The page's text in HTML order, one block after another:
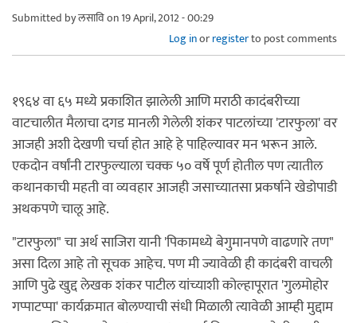
Submitted byलसाविon 19 April, 2012 - 00:29
Log inorregisterto post comments
१९६४ वा ६५ मध्ये प्रकाशित झालेली आणि मराठी कादंबरीच्या
वाटचालीत मैलाचा दगड मानली गेलेली शंकर पाटलांच्या 'टारफुला' वर
आजही अशी देखणी चर्चा होत आहे हे पाहिल्यावर मन भरून आले.
एकदोन वर्षांनी टारफुल्याला चक्क ५० वर्षे पूर्ण होतील पण त्यातील
कथानकाची महती वा व्यवहार आजही जसाच्यातसा प्रकर्षाने खेडोपाडी
अथकपणे चालू आहे.
"टारफुला" चा अर्थ साजिरा यानी 'पिकामध्ये बेगुमानपणे वाढणारे तण"
असा दिला आहे तो सूचक आहेच. पण मी ज्यावेळी ही कादंबरी वाचली
आणि पुढे खुद्द लेखक शंकर पाटील यांच्याशी कोल्हापूरात 'गुलमोहोर
गप्पाटप्पा' कार्यक्रमात बोलण्याची संधी मिळाली त्यावेळी आम्ही मुद्दाम